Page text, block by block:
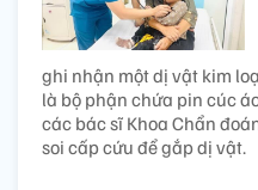
ghi nhận một dị vật kim
là bộ phận chứa pin cúc
các bác sĩ Khoa Chẩn
soi cấp cứu để gắp dị vật.